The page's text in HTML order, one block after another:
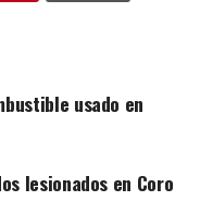
usado en
lesionados en Coro